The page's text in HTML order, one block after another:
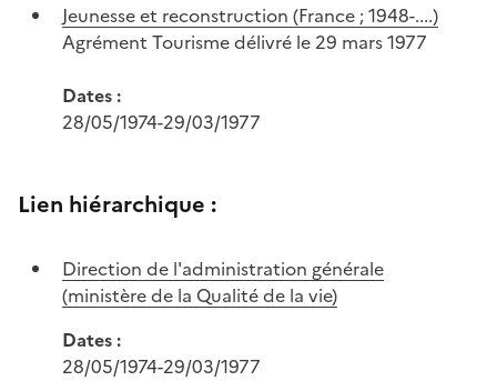
Jeunesse et reconstruction (France ; 1948-....)
Agrément Tourisme délivré le 29 mars 1977
Dates :
28/05/1974-29/03/1977
Lien hiérarchique :
Direction de l'administration générale
(ministère de la Qualité de la vie)
Dates :
28/05/1974-29/03/1977